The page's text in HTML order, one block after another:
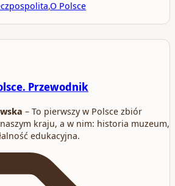
,O Polsce
Przewodnik
– To pierwszy w Polsce zbiór
kraju, a w nim: historia muzeum,
edukacyjna.